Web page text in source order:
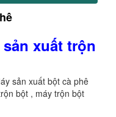
xuất trộn
sản xuất bột cà phê
bột , máy trộn bột